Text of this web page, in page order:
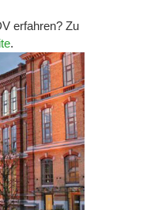
erfahren? Zu
.